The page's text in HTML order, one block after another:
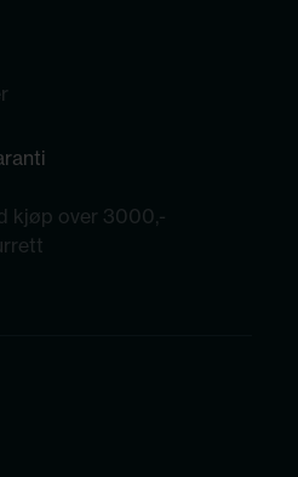
kjøp over 3000,-